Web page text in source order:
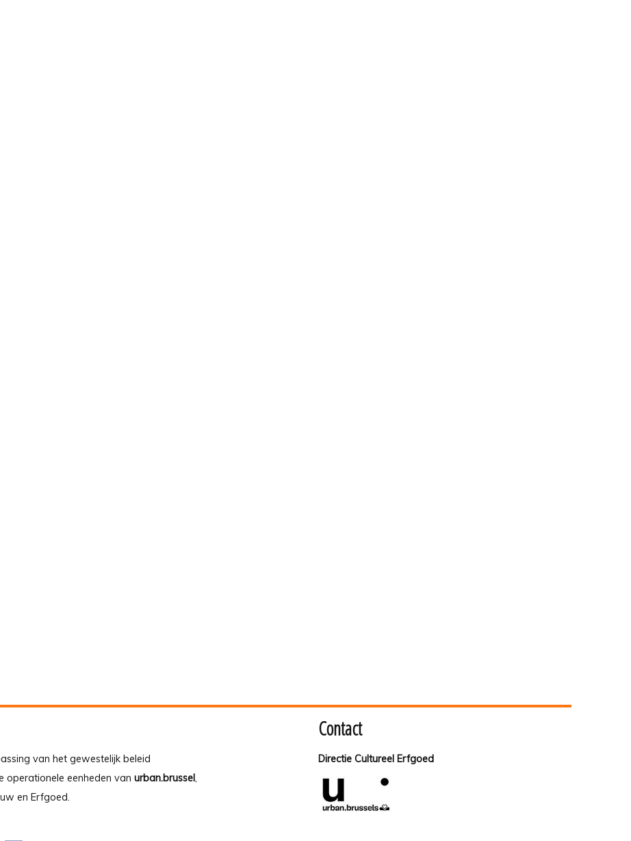
van het gewestelijk beleid
operationele eenheden van urban.brussel,
en Erfgoed.
Contact
Directie Cultureel Erfgoed